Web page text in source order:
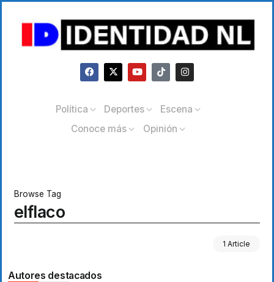
Política Deportes
Escena
Conoce más
Opinión
Browse Tag
elflaco
1 Article
Autores destacados